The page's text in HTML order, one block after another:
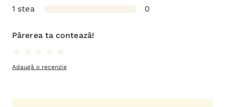
1 stea
0
Părerea ta contează!
Adaugă o recenzie